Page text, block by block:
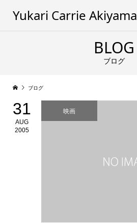
Yukari Carrie Akiyama
BLOG
ブログ
ブログ
31
AUG
2005
映画